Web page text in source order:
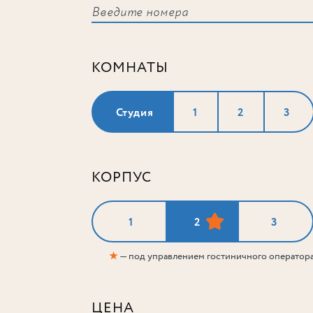
КОМНАТЫ
Студия 1 2 3
КОРПУС
1 2 3
★— под управлением гостиничного
ЦЕНА